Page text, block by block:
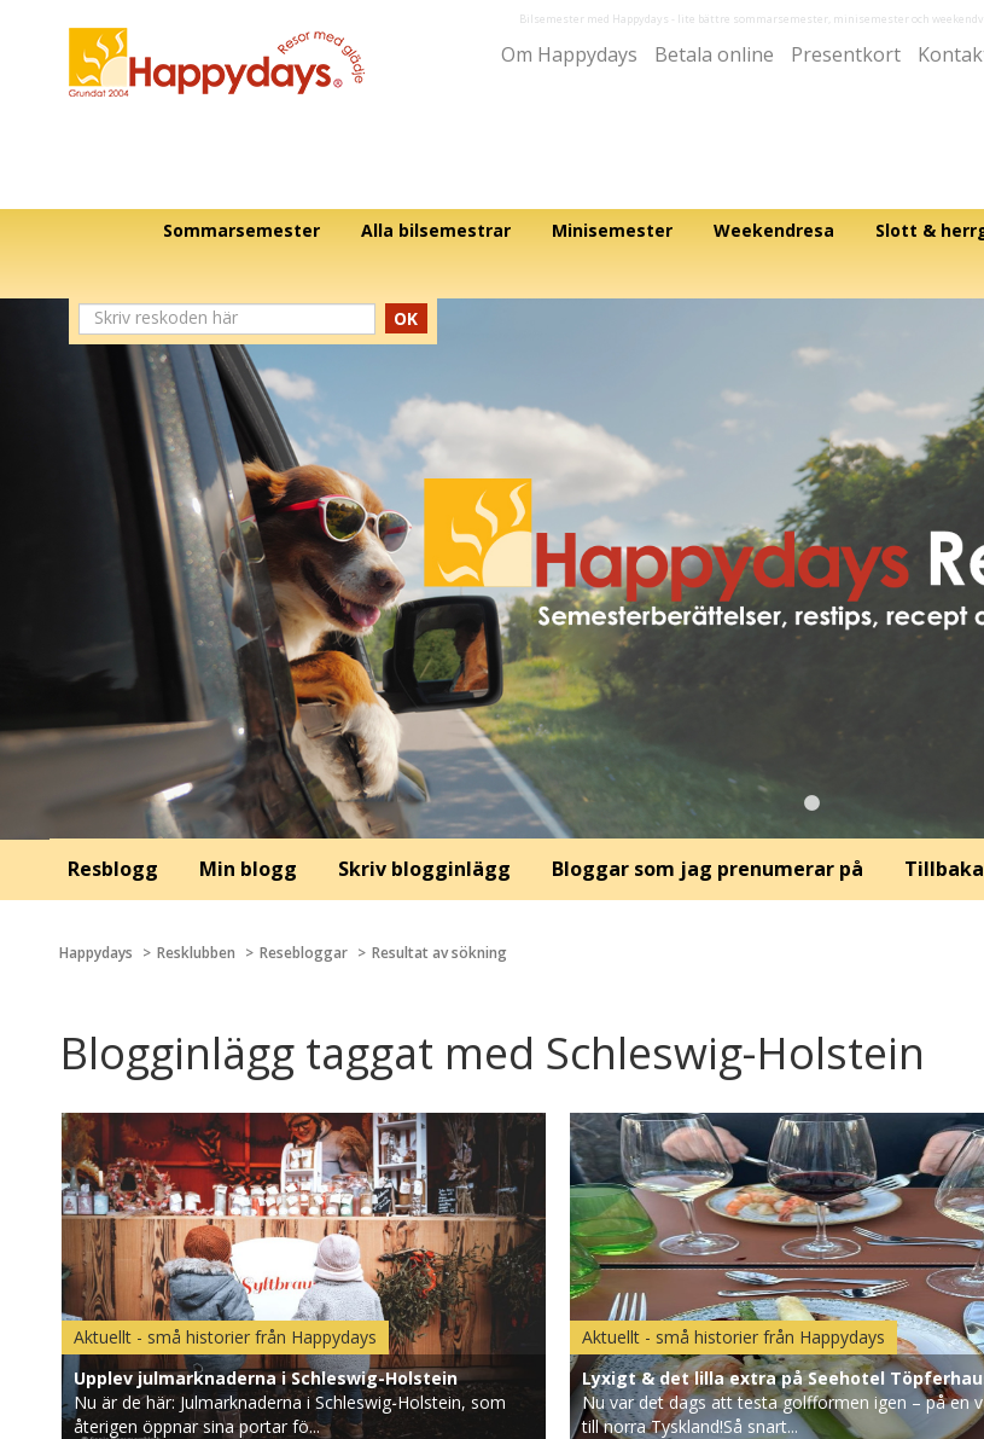
Bilsemester med Happydays - lite bättre sommarsemester, minisemester och
Om Happydays Betala online Presentkort
Sommarsemester Alla bilsemestrar Minisemester Weekendresa Slott &
OK
Resblogg Min blogg Skriv blogginlägg Bloggar som jag prenumerar på
Happydays Resklubben Resebloggar Resultat av sökning
Blogginlägg taggat med Schleswig-Holstein
Aktuellt - små historier från Happydays
Upplev julmarknaderna i Schleswig-Holstein
Nu är de här: Julmarknaderna i Schleswig-Holstein, som
återigen öppnar sina portar fö...
Aktuellt - små historier från Happydays
Lyxigt & det lilla extra på Seehotel
Nu var det dags att testa golfformen igen – på en
till norra Tyskland!Så snart...